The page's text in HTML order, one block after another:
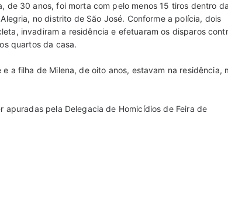
de 30 anos, foi morta com pelo menos 15 tiros dentro da
no distrito de São José. Conforme a polícia, dois
invadiram a residência e efetuaram os disparos
quartos da casa.
a filha de Milena, de oito anos, estavam na residência,
apuradas pela Delegacia de Homicídios de Feira de